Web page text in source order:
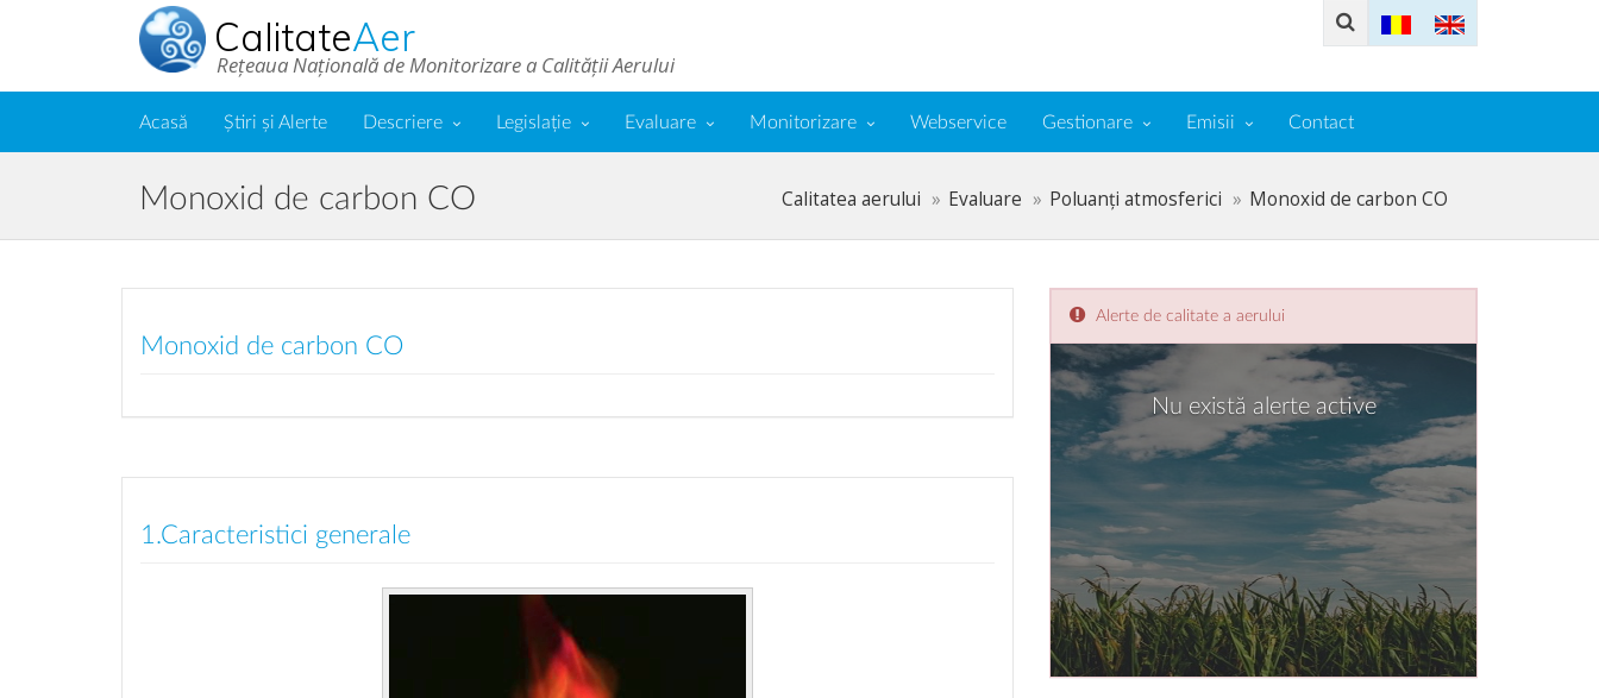
CalitateAer
Rețeaua Națională de Monitorizare a Calității Aerului
Acasă Știri și Alerte Descriere Legislație Evaluare Monitorizare Webservice Gestionare Emisii Contact
Monoxid de carbon CO Calitatea aerului Evaluare Poluanți atmosferici Monoxid de carbon CO
Monoxid de carbon CO
1.Caracteristici generale
Alerte de calitate a aerului
Nu există alerte active